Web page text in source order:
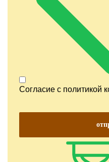
Согласие с политикой